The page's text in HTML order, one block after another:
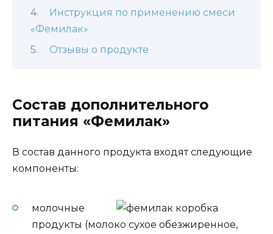
Инструкция по применению смеси
«Фемилак»
Отзывы о продукте
Состав дополнительного
питания «Фемилак»
В состав данного продукта входят следующие
компоненты:
молочные
продукты (молоко сухое обезжиренное,